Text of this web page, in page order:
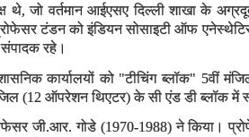
थे, जो वर्तमान आईएसए दिल्ली शाखा के
टंडन को इंडियन सोसाइटी ऑफ
रहे।
कार्यालयों को "टीचिंग ब्लॉक" 5वीं
(12 ऑपरेशन थिएटर) के सी एंड डी ब्लॉक में
जी.आर. गोडे (1970-1988) ने किया।